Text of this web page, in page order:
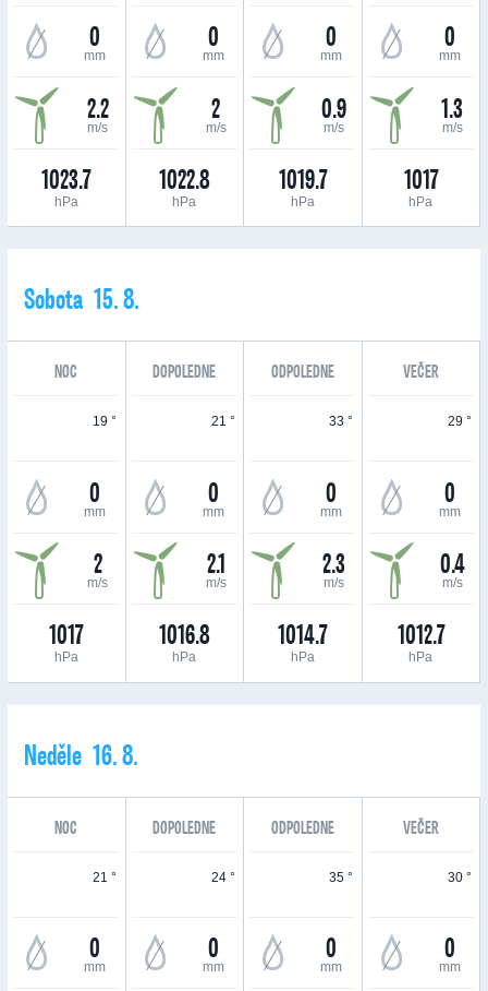
0
mm
2.2
m/s
1023.7
hPa
0
mm
2
m/s
1022.8
hPa
0
mm
0.9
m/s
1019.7
hPa
0
mm
1.3
m/s
1017
hPa
Sobota 15. 8.
NOC DOPOLEDNE ODPOLEDNE VEČER
19 °
0
mm
2
m/s
1017
hPa
21 °
0
mm
2.1
m/s
1016.8
hPa
33 °
0
mm
2.3
m/s
1014.7
hPa
29 °
0
mm
0.4
m/s
1012.7
hPa
Neděle 16. 8.
NOC DOPOLEDNE ODPOLEDNE VEČER
21 °
0
mm
24 °
0
mm
35 °
0
mm
30 °
0
mm